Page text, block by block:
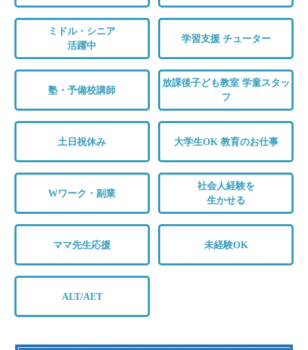
ミドル・シニア
活躍中
学習支援 チューター
塾・予備校講師
放課後子ども教室 学童スタッ
フ
土日祝休み 大学生OK 教育のお仕事
Wワーク・副業
社会人経験を
生かせる
ママ先生応援 未経験OK
ALT/AET